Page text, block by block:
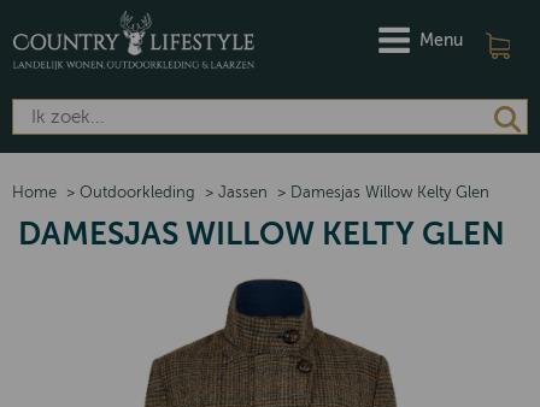
Menu
Home > Outdoorkleding > Jassen > Damesjas Willow Kelty Glen
DAMESJAS WILLOW KELTY GLEN